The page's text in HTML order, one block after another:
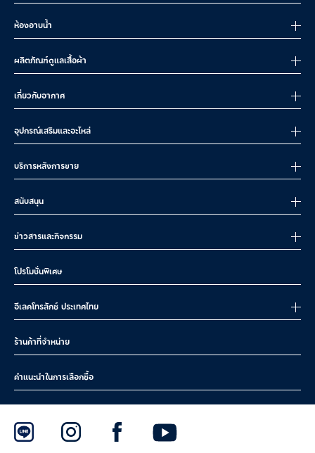
ห้องอาบน้ำ
ผลิตภัณฑ์ดูแลเสื้อผ้า
เกี่ยวกับอากาศ
อุปกรณ์เสริมและอะไหล่
บริการหลังการขาย
สนับสนุน
ข่าวสารและกิจกรรม
โปรโมชั่นพิเศษ
อีเลคโทรลักซ์ ประเทศไทย
ร้านค้าที่จำหน่าย
คำแนะนำในการเลือกซื้อ